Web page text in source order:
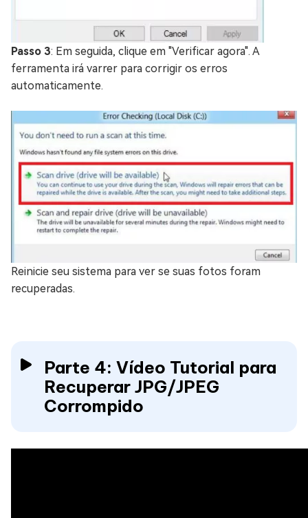
Passo 3: Em seguida, clique em "Verificar agora". A
ferramenta irá varrer para corrigir os erros
automaticamente.
Reinicie seu sistema para ver se suas fotos foram
recuperadas.
Parte 4: Vídeo Tutorial para
Recuperar JPG/JPEG
Corrompido